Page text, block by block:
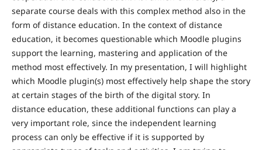
separate course deals with this complex method also in the
form of distance education. In the context of distance
education, it becomes questionable which Moodle plugins
support the learning, mastering and application of the
method most effectively. In my presentation, I will highlight
which Moodle plugin(s) most effectively help shape the story
at certain stages of the birth of the digital story. In
distance education, these additional functions can play a
very important role, since the independent learning
process can only be effective if it is supported by